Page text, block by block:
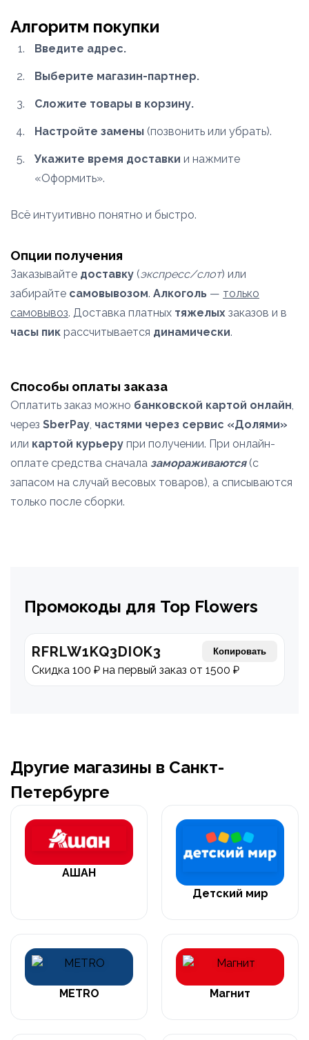
Алгоритм покупки
Введите адрес.
Выберите магазин-партнер.
Сложите товары в корзину.
Настройте замены (позвонить или убрать).
Укажите время доставки и нажмите
«Оформить».
Всё интуитивно понятно и быстро.
Опции получения
Заказывайте доставку (экспресс/слот) или
забирайте самовывозом. Алкоголь — только
самовывоз. Доставка платных тяжелых заказов и в
часы пик рассчитывается динамически.
Способы оплаты заказа
Оплатить заказ можно банковской картой онлайн,
через SberPay, частями через сервис «Долями»
или картой курьеру при получении. При онлайн-
оплате средства сначала замораживаются(с
запасом на случай весовых товаров), а списываются
только после сборки.
Промокоды для Top Flowers
RFRLW1KQ3DIOK3 Копировать
Скидка 100 ₽ на первый заказ от 1500 ₽
Другие магазины в Санкт-
Петербурге
АШАН
Детский мир
METRO Магнит